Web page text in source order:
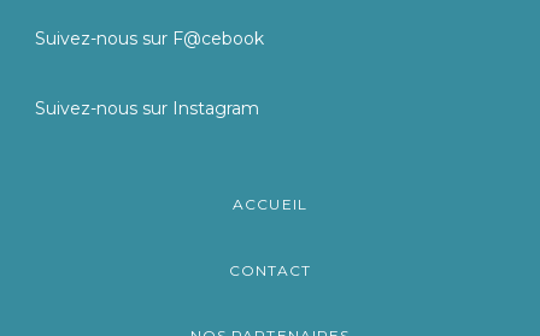
Suivez-nous sur F@cebook
Suivez-nous sur Instagram
ACCUEIL
CONTACT